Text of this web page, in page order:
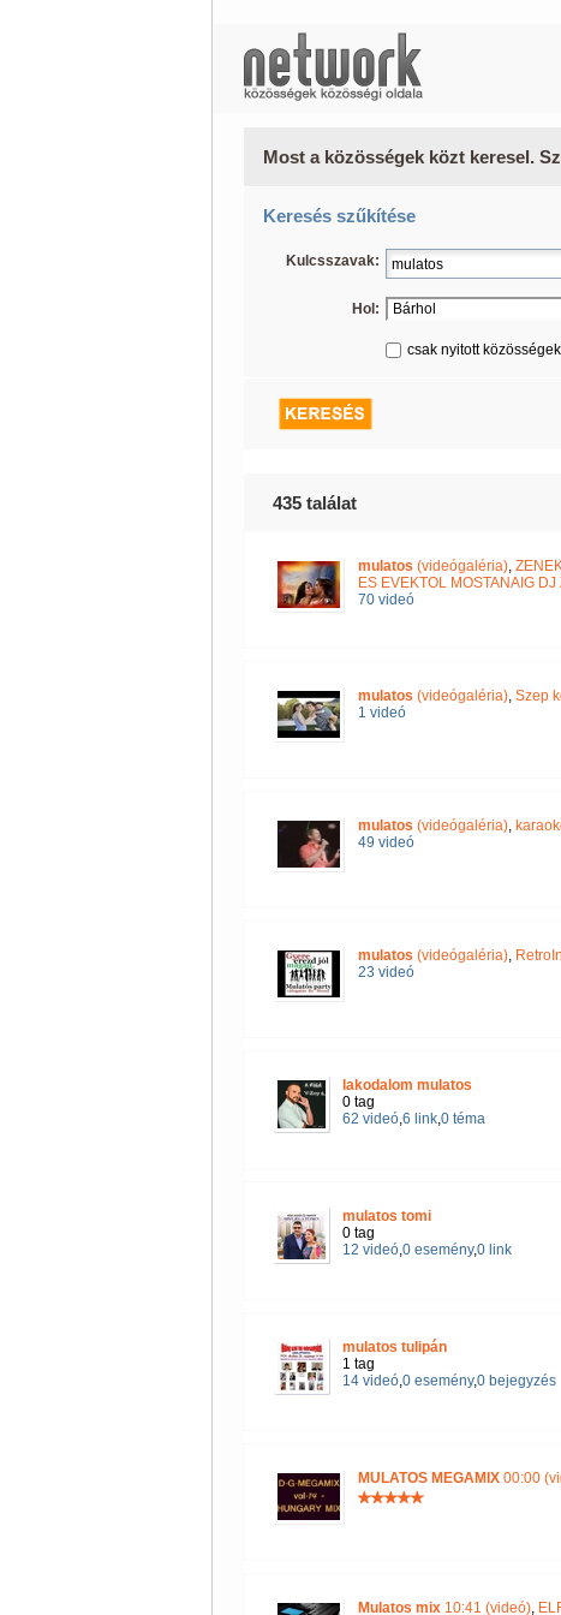
Most a közösségek közt keresel.
Keresés szűkítése
Kulcsszavak:
Hol:
csak nyitott
435 találat
mulatos (videógaléria),
ES EVEKTOL MOSTANAIG DJ
70 videó
mulatos (videógaléria), Szep
1 videó
mulatos (videógaléria),
49 videó
mulatos (videógaléria),
23 videó
lakodalom mulatos
0 tag
62 videó,6 link,0 téma
mulatos tomi
0 tag
12 videó,0 esemény,0 link
mulatos tulipán
1 tag
14 videó,0 esemény,0 bejegyzés
MULATOS MEGAMIX00:00
Mulatos mix10:41 (videó),